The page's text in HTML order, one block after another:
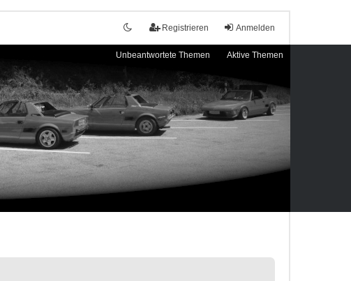
Anmelden
Registrieren
Unbeantwortete Themen Aktive Themen